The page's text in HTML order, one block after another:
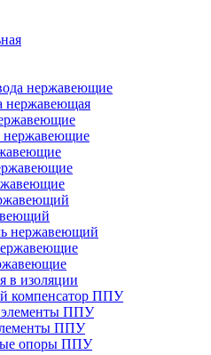
нержавеющие
нержавеющая
нержавеющие
нержавеющий
в изоляции
компенсатор ППУ
элементы ППУ
ППУ
опоры ППУ